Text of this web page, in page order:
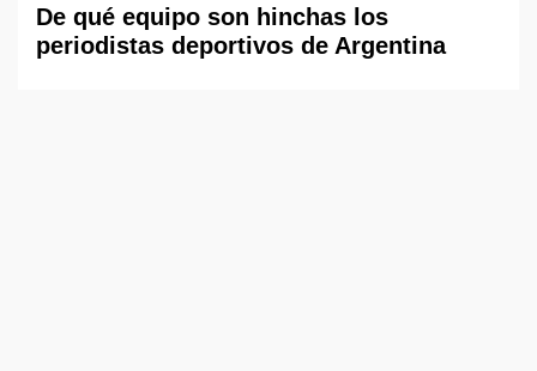
De qué equipo son hinchas los
periodistas deportivos de Argentina